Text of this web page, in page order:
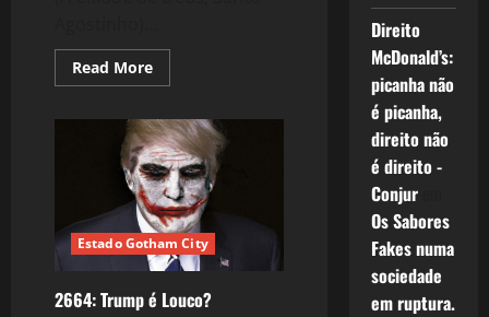
Read MoreRead
more
O
Sombrio
Tempo
sem
Utopia,
apenas
Distopia!
Estado Gotham City
2664: Trump é Louco?
Direito
McDonald’s:
picanha não
é picanha,
direito não
é direito -
Conjurem
Os Sabores
Fakes numa
sociedade
em ruptura.